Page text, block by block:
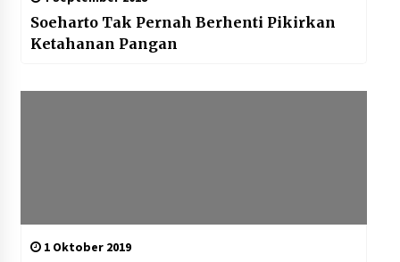
Soeharto Tak Pernah Berhenti Pikirkan
Ketahanan Pangan
1 Oktober 2019